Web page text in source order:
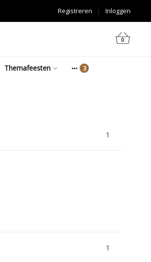
Inloggen
|
Registreren
0
Themafeesten
1
1